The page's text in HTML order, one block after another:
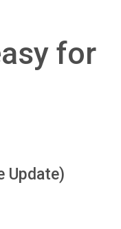
for
Update)